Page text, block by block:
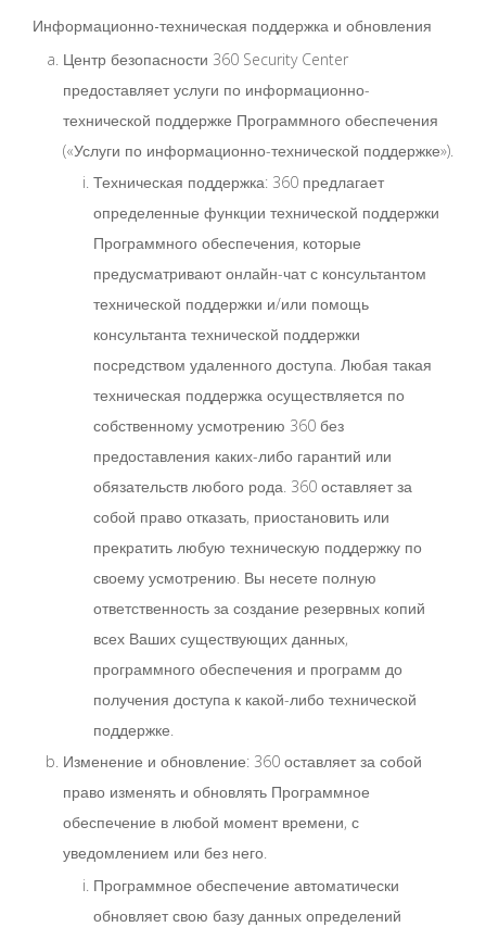
Информационно-техническая поддержка и обновления
Центр безопасности 360 Security Center
предоставляет услуги по информационно-
технической поддержке Программного обеспечения
(«Услуги по информационно-технической поддержке»).
Техническая поддержка: 360 предлагает
определенные функции технической поддержки
Программного обеспечения, которые
предусматривают онлайн-чат с консультантом
технической поддержки и/или помощь
консультанта технической поддержки
посредством удаленного доступа. Любая такая
техническая поддержка осуществляется по
собственному усмотрению 360 без
предоставления каких-либо гарантий или
обязательств любого рода. 360 оставляет за
собой право отказать, приостановить или
прекратить любую техническую поддержку по
своему усмотрению. Вы несете полную
ответственность за создание резервных копий
всех Ваших существующих данных,
программного обеспечения и программ до
получения доступа к какой-либо технической
поддержке.
Изменение и обновление: 360 оставляет за собой
право изменять и обновлять Программное
обеспечение в любой момент времени, с
уведомлением или без него.
Программное обеспечение автоматически
обновляет свою базу данных определений